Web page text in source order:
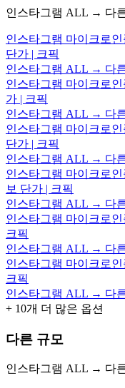
인스타그램 ALL → 다
인스타그램 마이크로
단가 | 크픽
인스타그램 ALL → 다
인스타그램 마이크로
가 | 크픽
인스타그램 ALL → 다
인스타그램 마이크로
단가 | 크픽
인스타그램 ALL → 다
인스타그램 마이크로
보 단가 | 크픽
인스타그램 ALL → 다
인스타그램 마이크로
크픽
인스타그램 ALL → 다
인스타그램 마이크로
크픽
인스타그램 ALL → 다
+ 10개 더 많은 옵션
다른 규모
인스타그램 ALL → 다